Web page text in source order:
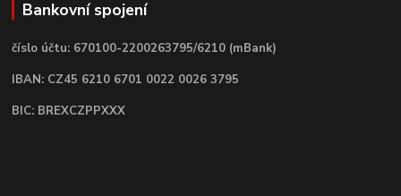
Bankovní spojení
číslo účtu: 670100-2200263795/6210 (mBank)
IBAN: CZ45 6210 6701 0022 0026 3795
BIC: BREXCZPPXXX